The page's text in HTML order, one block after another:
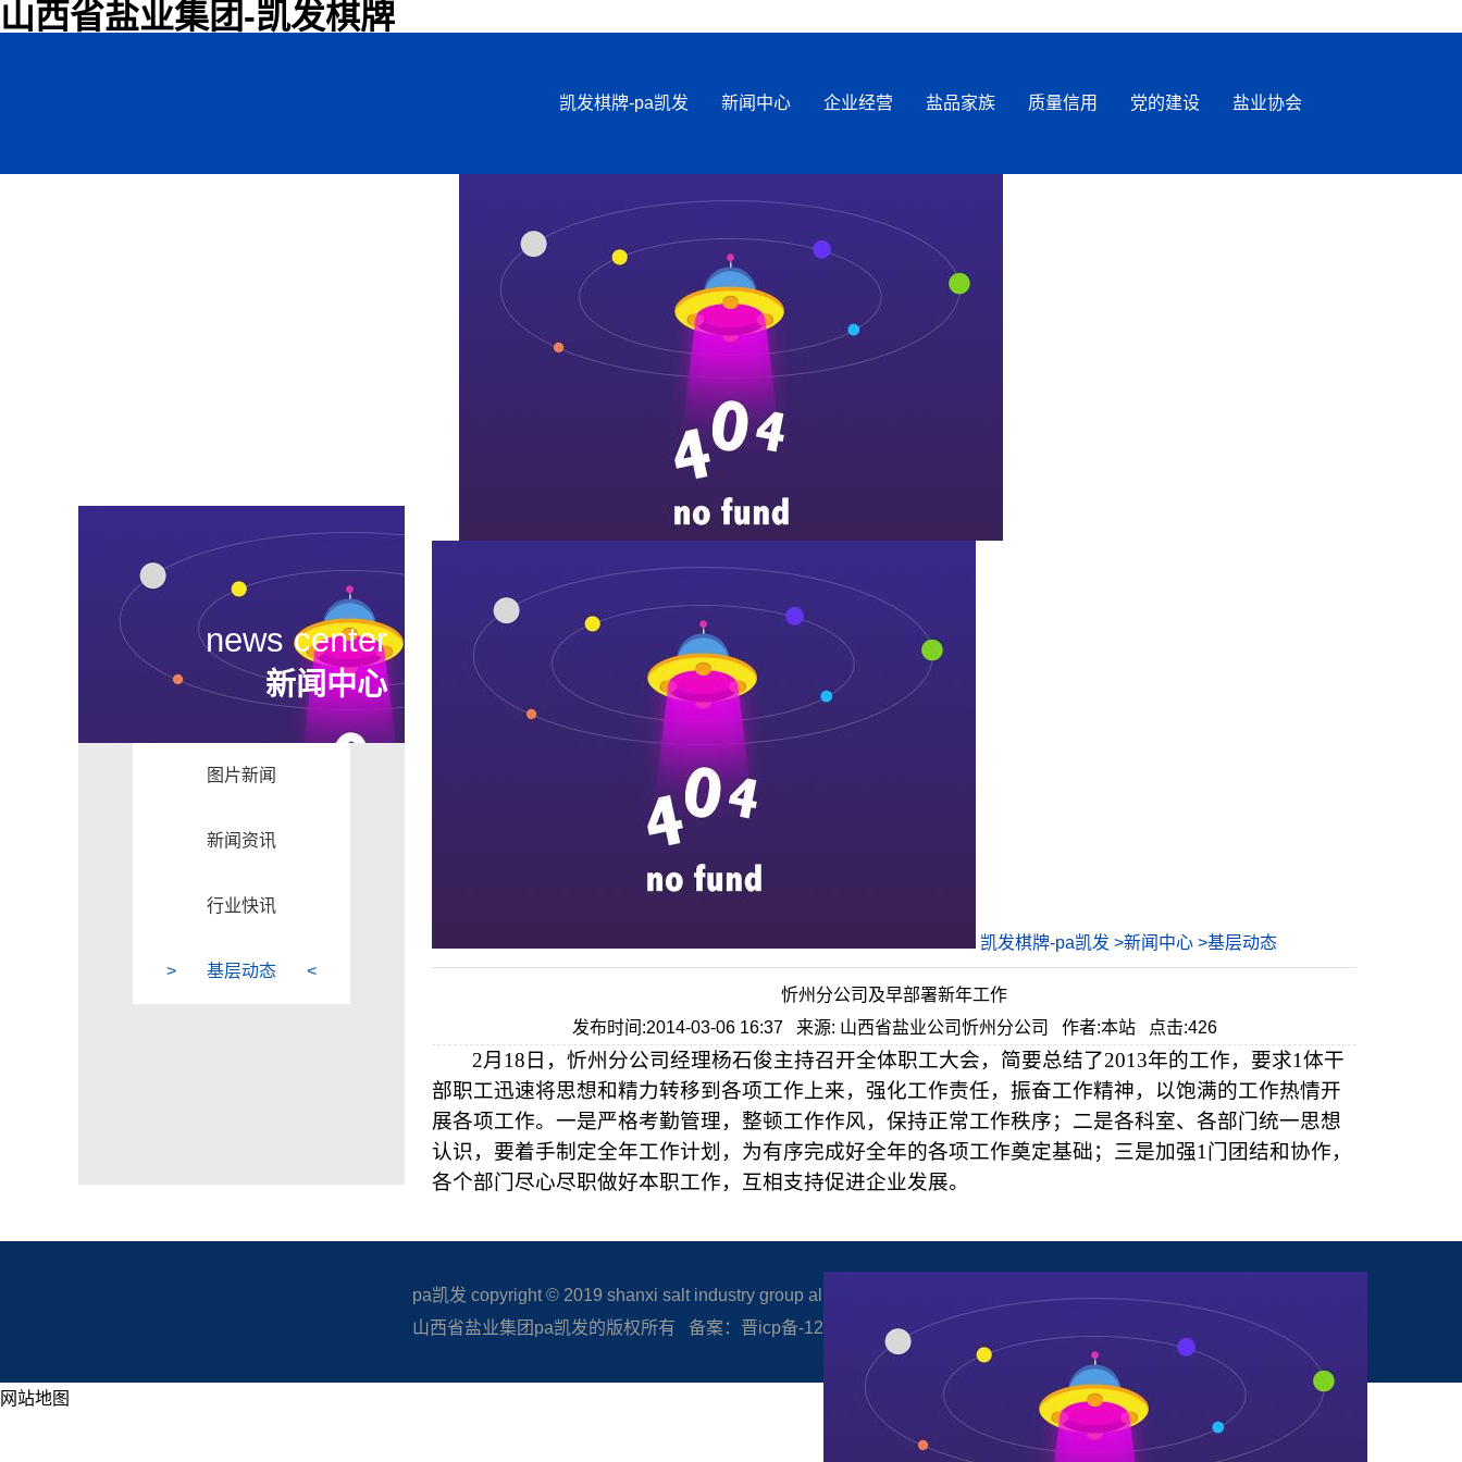
山西省盐业集团-凯发棋牌
凯发棋牌-pa凯发 新闻中心 企业经营 盐品家族 质量信用 党的建设 盐业协会
news center
新闻中心
图片新闻
新闻资讯
行业快讯
基层动态
凯发棋牌-pa凯发 >新闻中心 >基层动态
忻州分公司及早部署新年工作
发布时间:2014-03-06 16:37 来源: 山西省盐业公司忻州分公司 作者:本站 点击:426
2月 18 日 ，忻州分公司经理杨石俊主持召开全体职工大会，简要总结了2013年的工作，要求1体干
部职工迅速将思想和精力转移到各项工作上来，强化工作责任，振奋工作精神，以饱满的工作热情开
展各项工作。一是严格考勤管理，整顿工作作风，保持正常工作秩序；二是各科室、各部门统一思想
认识，要着手制定全年工作计划，为有序完成好全年的各项工作奠定基础；三是加强1门团结和协作，
各个部门尽心尽职做好本职工作，互相支持促进企业发展。
pa凯发 copyright © 2019 shanxi salt industry group all rights reserved.
山西省盐业集团pa凯发的版权所有 备案：晋icp备-12005506
网站地图